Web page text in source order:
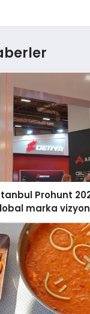
Prohunt
marka